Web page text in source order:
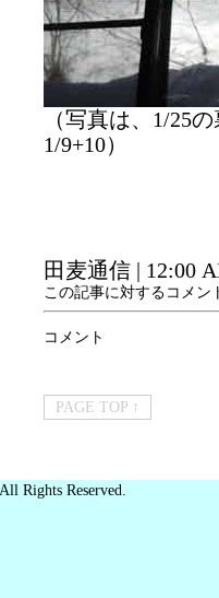
（写真は、1/25
1/9+10）
田麦通信| 12:00
この記事に対するコメン
コメント
PAGE TOP ↑
Rights Reserved.